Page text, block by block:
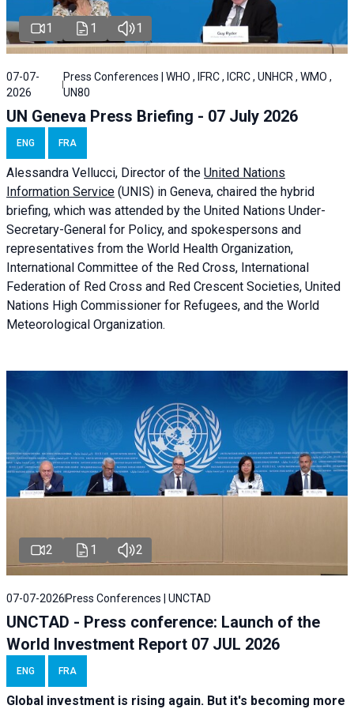
1 1 1
07-07-
2026
Press Conferences | WHO , IFRC , ICRC , UNHCR , WMO ,
UN80
UN Geneva Press Briefing - 07 July 2026
ENG FRA
Alessandra Vellucci, Director of the United Nations
Information Service (UNIS) in Geneva, chaired the hybrid
briefing, which was attended by the United Nations Under-
Secretary-General for Policy, and spokespersons and
representatives from the World Health Organization,
International Committee of the Red Cross, International
Federation of Red Cross and Red Crescent Societies, United
Nations High Commissioner for Refugees, and the World
Meteorological Organization.
2 1 2
07-07-2026 Press Conferences | UNCTAD
UNCTAD - Press conference: Launch of the
World Investment Report 07 JUL 2026
ENG FRA
Global investment is rising again. But it's becoming more